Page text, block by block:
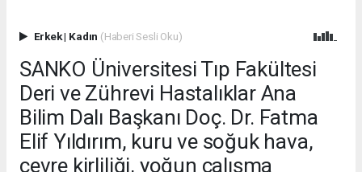
Erkek| Kadın (Haberi Sesli Oku)
SANKO Üniversitesi Tıp Fakültesi
Deri ve Zührevi Hastalıklar Ana
Bilim Dalı Başkanı Doç. Dr. Fatma
Elif Yıldırım, kuru ve soğuk hava,
çevre kirliliği, yoğun çalışma